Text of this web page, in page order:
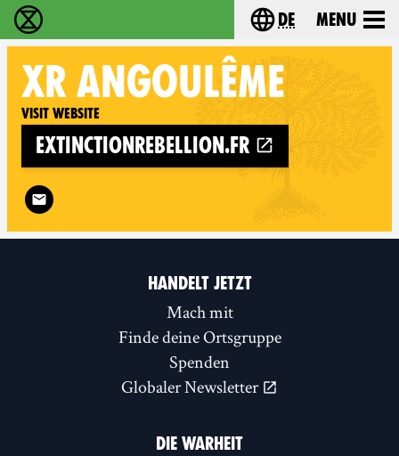
extinction rebellion - Home Choose your
de Menu
XR ANGOULÊME
Visit website
extinctionrebellion.fr
Follow XR Angoulême on
HANDELT JETZT
Mach mit
Finde deine Ortsgruppe
Spenden
Globaler Newsletter
DIE WARHEIT